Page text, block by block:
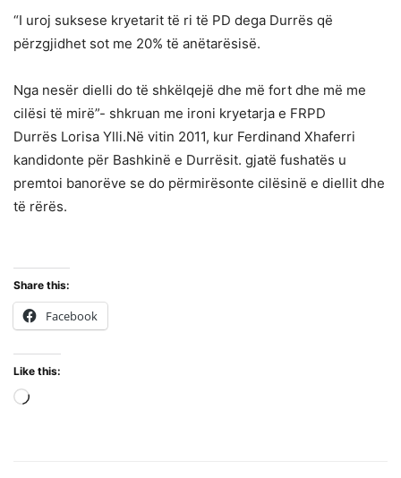
“I uroj suksese kryetarit të ri të PD dega Durrës që
përzgjidhet sot me 20% të anëtarësisë.
Nga nesër dielli do të shkëlqejë dhe më fort dhe më me
cilësi të mirë”- shkruan me ironi kryetarja e FRPD
Durrës Lorisa Ylli.Në vitin 2011, kur Ferdinand Xhaferri
kandidonte për Bashkinë e Durrësit. gjatë fushatës u
premtoi banorëve se do përmirësonte cilësinë e diellit dhe
të rërës.
Share this:
Facebook
Like this: